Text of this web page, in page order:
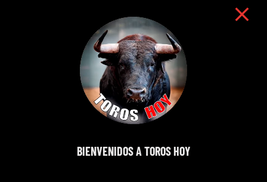
BIENVENIDOS A TOROS HOY